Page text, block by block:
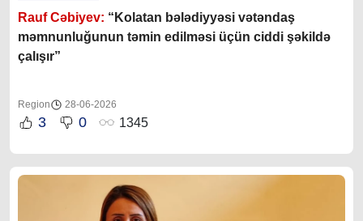
Rauf Cəbiyev: “ Kolatan bələdiyyəsi vətəndaş
məmnunluğunun təmin edilməsi üçün ciddi şəkildə
çalışır”
Region 28-06-2026
3 0 1345